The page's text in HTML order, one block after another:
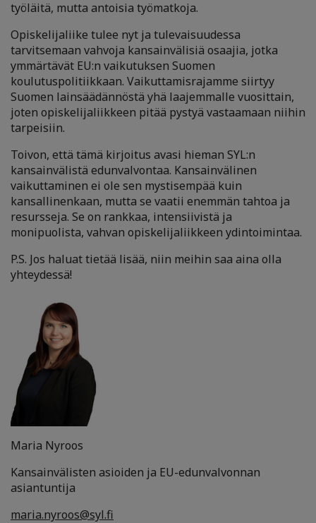
työläitä, mutta antoisia työmatkoja.
Opiskelijaliike tulee nyt ja tulevaisuudessa
tarvitsemaan vahvoja kansainvälisiä osaajia, jotka
ymmärtävät EU:n vaikutuksen Suomen
koulutuspolitiikkaan. Vaikuttamisrajamme siirtyy
Suomen lainsäädännöstä yhä laajemmalle vuosittain,
joten opiskelijaliikkeen pitää pystyä vastaamaan niihin
tarpeisiin.
Toivon, että tämä kirjoitus avasi hieman SYL:n
kansainvälistä edunvalvontaa. Kansainvälinen
vaikuttaminen ei ole sen mystisempää kuin
kansallinenkaan, mutta se vaatii enemmän tahtoa ja
resursseja. Se on rankkaa, intensiivistä ja
monipuolista, vahvan opiskelijaliikkeen ydintoimintaa.
P.S. Jos haluat tietää lisää, niin meihin saa aina olla
yhteydessä!
Maria Nyroos
Kansainvälisten asioiden ja EU-edunvalvonnan
asiantuntija
maria.nyroos@syl.fi